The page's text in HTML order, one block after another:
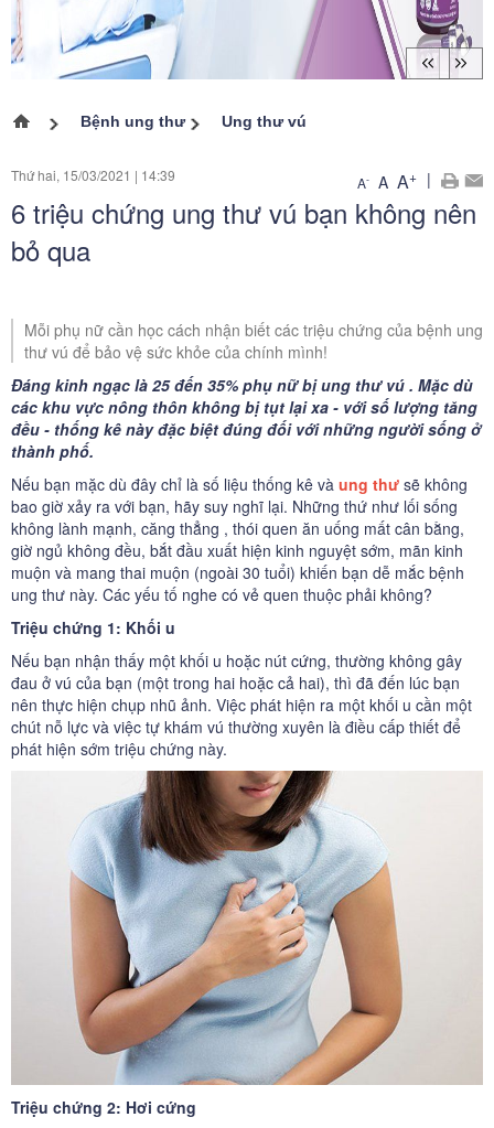
Trang chủ Bệnh ung thư Ung thư vú
Thứ hai, 15/03/2021 | 14:39 A- A A+ |
6 triệu chứng ung thư vú bạn không nên
bỏ qua
Mỗi phụ nữ cần học cách nhận biết các triệu chứng của bệnh ung
thư vú để bảo vệ sức khỏe của chính mình!
Đáng kinh ngạc là 25 đến 35% phụ nữ bị ung thư vú . Mặc dù
các khu vực nông thôn không bị tụt lại xa - với số lượng tăng
đều - thống kê này đặc biệt đúng đối với những người sống ở
thành phố.
Nếu bạn mặc dù đây chỉ là số liệu thống kê và ung thư sẽ không
bao giờ xảy ra với bạn, hãy suy nghĩ lại. Những thứ như lối sống
không lành mạnh, căng thẳng , thói quen ăn uống mất cân bằng,
giờ ngủ không đều, bắt đầu xuất hiện kinh nguyệt sớm, mãn kinh
muộn và mang thai muộn (ngoài 30 tuổi) khiến bạn dễ mắc bệnh
ung thư này. Các yếu tố nghe có vẻ quen thuộc phải không?
Triệu chứng 1: Khối u
Nếu bạn nhận thấy một khối u hoặc nút cứng, thường không gây
đau ở vú của bạn (một trong hai hoặc cả hai), thì đã đến lúc bạn
nên thực hiện chụp nhũ ảnh. Việc phát hiện ra một khối u cần một
chút nỗ lực và việc tự khám vú thường xuyên là điều cấp thiết để
phát hiện sớm triệu chứng này.
Triệu chứng 2: Hơi cứng